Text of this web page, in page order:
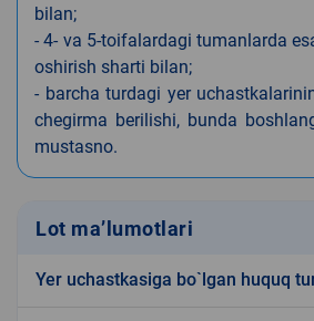
bilan;
- 4- va 5-toifalardagi tumanlarda
oshirish sharti bilan;
- barcha turdagi yer
chegirma berilishi, bunda
mustasno.
Lot ma’lumotlari
Yer uchastkasiga bo`lgan huquq